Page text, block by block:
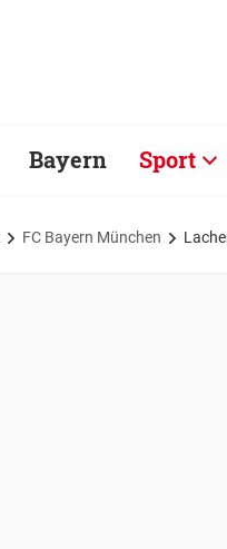
Bayern Sport
FC Bayern München